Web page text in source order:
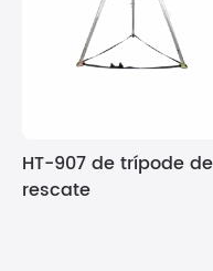
HT-907 de trípode de
rescate